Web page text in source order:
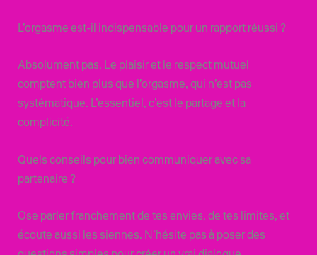
L’orgasme est-il indispensable pour un rapport réussi ?
Absolument pas. Le plaisir et le respect mutuel
comptent bien plus que l’orgasme, qui n’est pas
systématique. L’essentiel, c’est le partage et la
complicité.
Quels conseils pour bien communiquer avec sa
partenaire ?
Ose parler franchement de tes envies, de tes limites, et
écoute aussi les siennes. N’hésite pas à poser des